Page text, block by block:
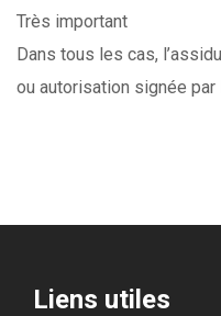
Très important
Dans tous les cas,
ou autorisation signée par
Liens utiles